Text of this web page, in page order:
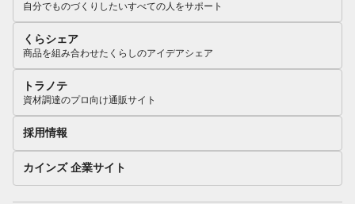
自分でものづくりしたいすべての人をサポート
くらシェア
商品を組み合わせたくらしのアイデアシェア
トラノテ
資材調達のプロ向け通販サイト
採用情報
カインズ 企業サイト